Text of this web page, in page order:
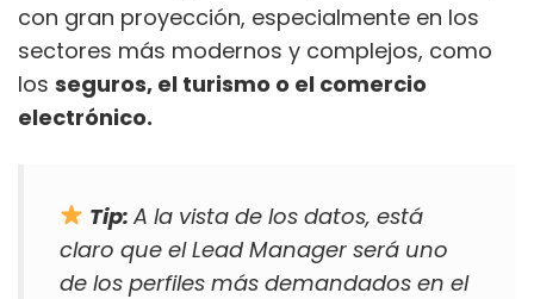
con gran proyección, especialmente en los
sectores más modernos y complejos, como
los seguros, el turismo o el comercio
electrónico.
Tip: A la vista de los datos, está
claro que el Lead Manager será uno
de los perfiles más demandados en el